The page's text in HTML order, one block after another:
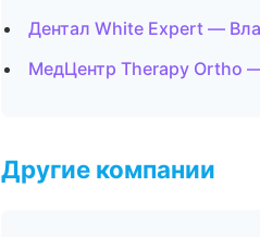
Дентал White Expert —
МедЦентр Therapy Ortho
Другие компании